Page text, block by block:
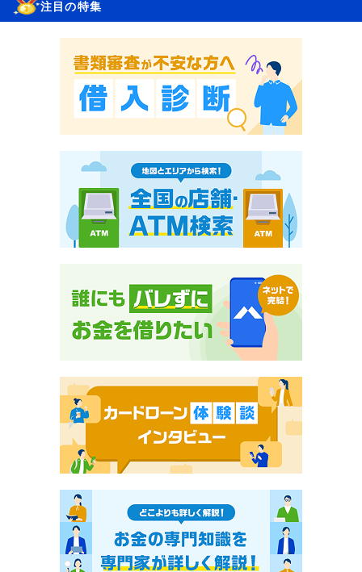
注目の特集